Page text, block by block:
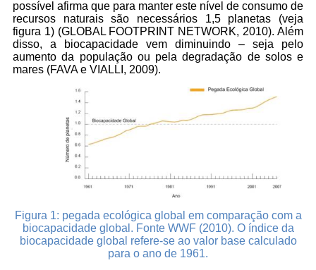
possível afirma que para manter este nível de consumo de
recursos naturais são necessários 1,5 planetas (veja
figura 1) (GLOBAL FOOTPRINT NETWORK, 2010). Além
disso, a biocapacidade vem diminuindo – seja pelo
aumento da população ou pela degradação de solos e
mares (FAVA e VIALLI, 2009).
Figura 1: pegada ecológica global em comparação com a
biocapacidade global. Fonte WWF (2010). O índice da
biocapacidade global refere-se ao valor base calculado
para o ano de 1961.